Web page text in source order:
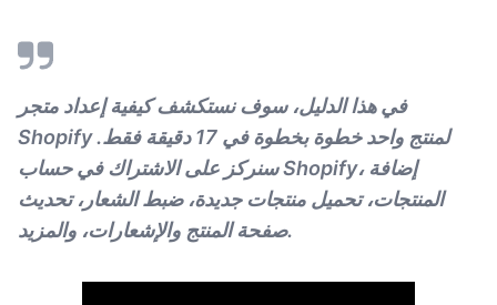
في هذا الدليل، سوف نستكشف كيفية إعداد متجر
Shopify لمنتج واحد خطوة بخطوة في 17 دقيقة فقط.
سنركز على الاشتراك في حساب Shopify، إضافة
المنتجات، تحميل منتجات جديدة، ضبط الشعار، تحديث
صفحة المنتج والإشعارات، والمزيد.